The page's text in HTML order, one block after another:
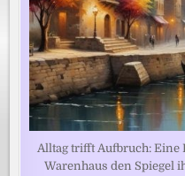
Alltag trifft Aufbruch:
Warenhaus den Spiegel